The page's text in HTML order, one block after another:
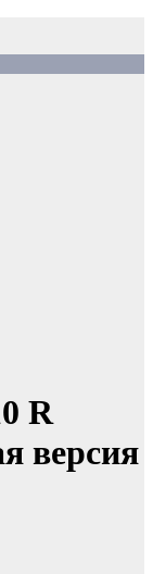
R
версия